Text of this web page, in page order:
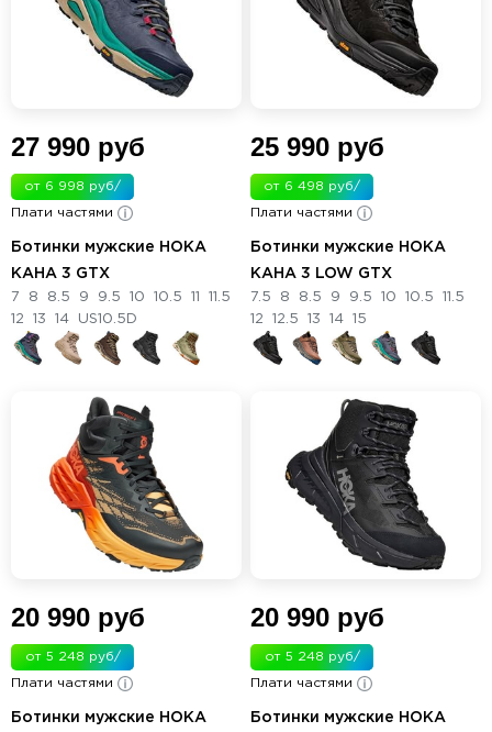
27 990 руб
от 6 998 руб/
мес.
Плати частями
Ботинки мужские HOKA
KAHA 3 GTX
7 8 8.5 9 9.5 10 10.5 11
11.5
12
13 14 US10.5D
25 990 руб
от 6 498 руб/
мес.
Плати частями
Ботинки мужские HOKA
KAHA 3 LOW GTX
7.5 8 8.5 9 9.5 10 10.5
11.5
12
12.5 13 14 15
20 990 руб
от 5 248 руб/
мес.
Плати частями
Ботинки мужские HOKA
20 990 руб
от 5 248 руб/
мес.
Плати частями
Ботинки мужские HOKA